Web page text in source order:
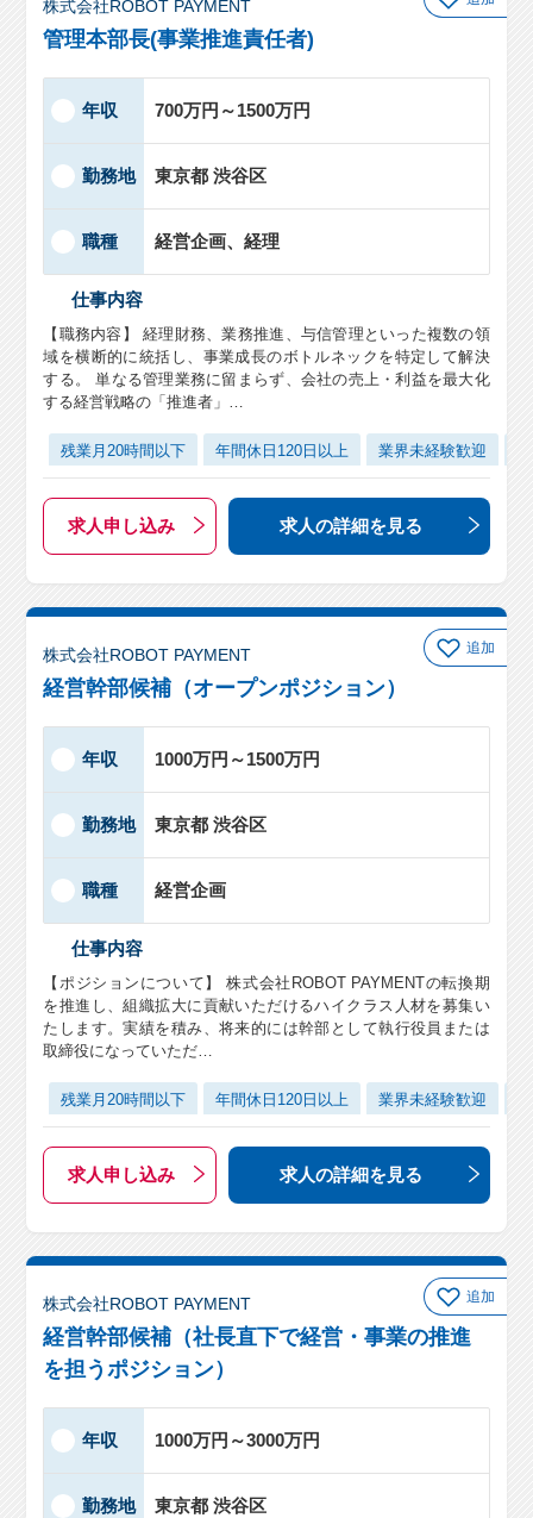
株式会社ROBOT PAYMENT
管理本部長(事業推進責任者)
年収 700万円～1500万円
勤務地 東京都 渋谷区
職種 経営企画、経理
仕事内容
【職務内容】 経理財務、業務推進、与信管理といった複数の領
域を横断的に統括し、事業成長のボトルネックを特定して解決
する。 単なる管理業務に留まらず、会社の売上・利益を最大化
する経営戦略の「推進者」…
残業月20時間以下 年間休日120日以上 業界未経験歓迎
求人申し込み 求人の詳細を見る
追加
株式会社ROBOT PAYMENT
経営幹部候補（オープンポジション）
年収 1000万円～1500万円
勤務地 東京都 渋谷区
職種 経営企画
仕事内容
【ポジションについて】 株式会社ROBOT PAYMENTの転換期
を推進し、組織拡大に貢献いただけるハイクラス人材を募集い
たします。実績を積み、将来的には幹部として執行役員または
取締役になっていただ…
残業月20時間以下 年間休日120日以上 業界未経験歓迎
求人申し込み 求人の詳細を見る
追加
株式会社ROBOT PAYMENT
経営幹部候補（社長直下で経営・事業の推進
を担うポジション）
年収 1000万円～3000万円
勤務地 東京都 渋谷区